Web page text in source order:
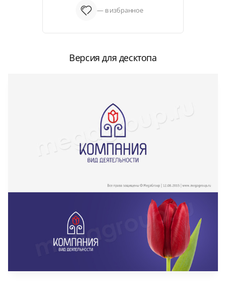
— в избранное
Версия для десктопа